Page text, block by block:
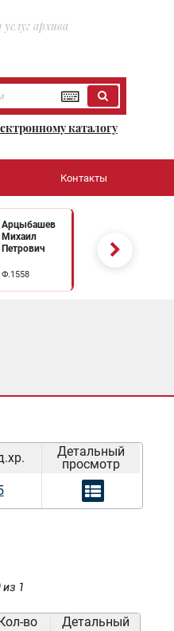
архива
каталогу
Контакты
Арцыбашев
Михаил
Петрович
Ф.1558
Детальный
просмотр
1
во
Детальный